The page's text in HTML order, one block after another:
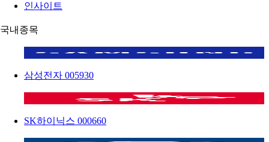
인사이트
국내종목
삼성전자 005930
SK하이닉스 000660